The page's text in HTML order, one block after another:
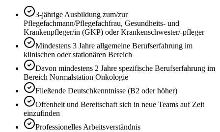
3-jährige Ausbildung zum/zur
Pflegefachmann/Pflegefachfrau, Gesundheits- und
Krankenpfleger/in (GKP) oder Krankenschwester/-pfleger
Mindestens 3 Jahre allgemeine Berufserfahrung im
klinischen oder stationären Bereich
Davon mindestens 2 Jahre spezifische Berufserfahrung im
Bereich Normalstation Onkologie
Fließende Deutschkenntnisse (B2 oder höher)
Offenheit und Bereitschaft sich in neue Teams auf Zeit
einzufinden
Professionelles Arbeitsverständnis